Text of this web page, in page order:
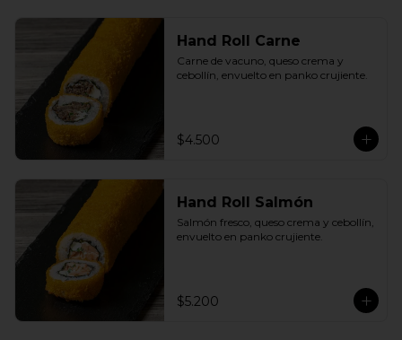
Hand Roll Carne
Carne de vacuno, queso crema y
cebollín, envuelto en panko crujiente.
$4.500
Hand Roll Salmón
Salmón fresco, queso crema y cebollín,
envuelto en panko crujiente.
$5.200